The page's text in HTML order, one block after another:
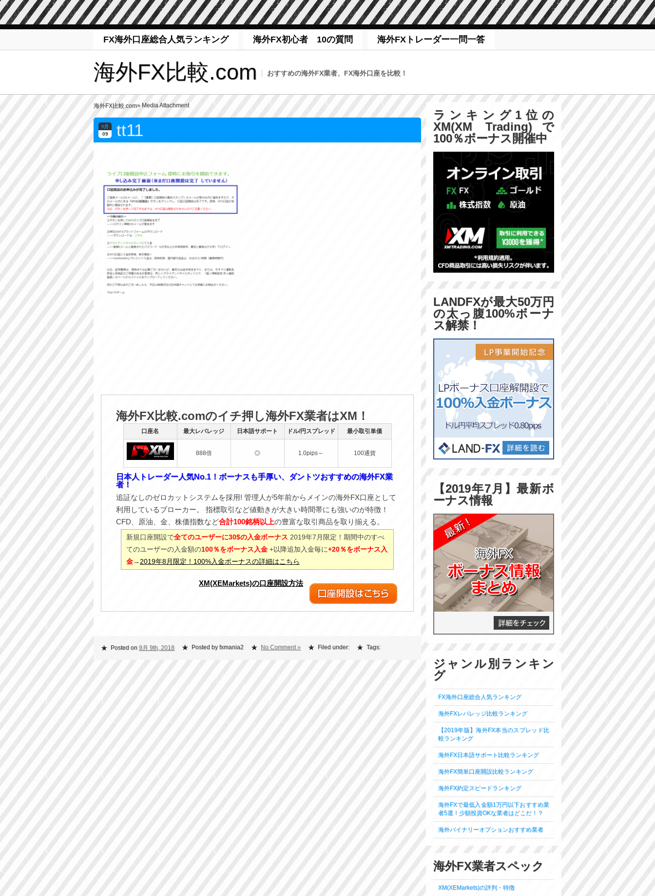
FX海外口座総合人気ランキング 海外FX初心者 10の質問 海外FXトレーダー一問一答
海外FX比較.com おすすめの海外FX業者、FX海外口座を比較！
海外FX比較.com» Media Attachment
9月
09 tt11
海外FX比較.comのイチ押し海外FX業者はXM！
口座名 最大レバレッジ 日本語サポート ドル/円スプレッド 最小取引単価
888倍 ◎ 1.0pips～ 100通貨
日本人トレーダー人気No.1！ボーナスも手厚い、ダントツおすすめの海外FX業
者！
追証なしのゼロカットシステムを採用! 管理人が5年前からメインの海外FX口座として
利用しているブローカー。 指標取引など値動きが大きい時間帯にも強いのが特徴！
CFD、原油、金、株価指数など合計100銘柄以上の豊富な取引商品を取り揃える。
新規口座開設で全てのユーザーに30$の入金ボーナス 2019年7月限定！期間中のすべ
てのユーザーの入金額の100％をボーナス入金 +以降追加入金毎に+20％をボーナス入
金→ 2019年8月限定！100%入金ボーナスの詳細はこちら
XM(XEMarkets)の口座開設方法
Posted on 9月 9th, 2018 Posted by fxmania2 No Comment » Filed under: Tags:
ランキング1位の
XM(XM Trading)で
100％ボーナス開催中
LANDFXが最大50万円
の太っ腹100%ボーナ
ス解禁！
【2019年7月】最新ボ
ーナス情報
ジャンル別ランキン
グ
FX海外口座総合人気ランキング
海外FXレバレッジ比較ランキング
【2019年版】海外FX本当のスプレッド比
較ランキング
海外FX日本語サポート比較ランキング
海外FX簡単口座開設比較ランキング
海外FX約定スピードランキング
海外FXで最低入金額1万円以下おすすめ業
者5選！少額投資OKな業者はどこだ！？
海外バイナリーオプションおすすめ業者
海外FX業者スペック
XM(XEMarkets)の評判・特徴